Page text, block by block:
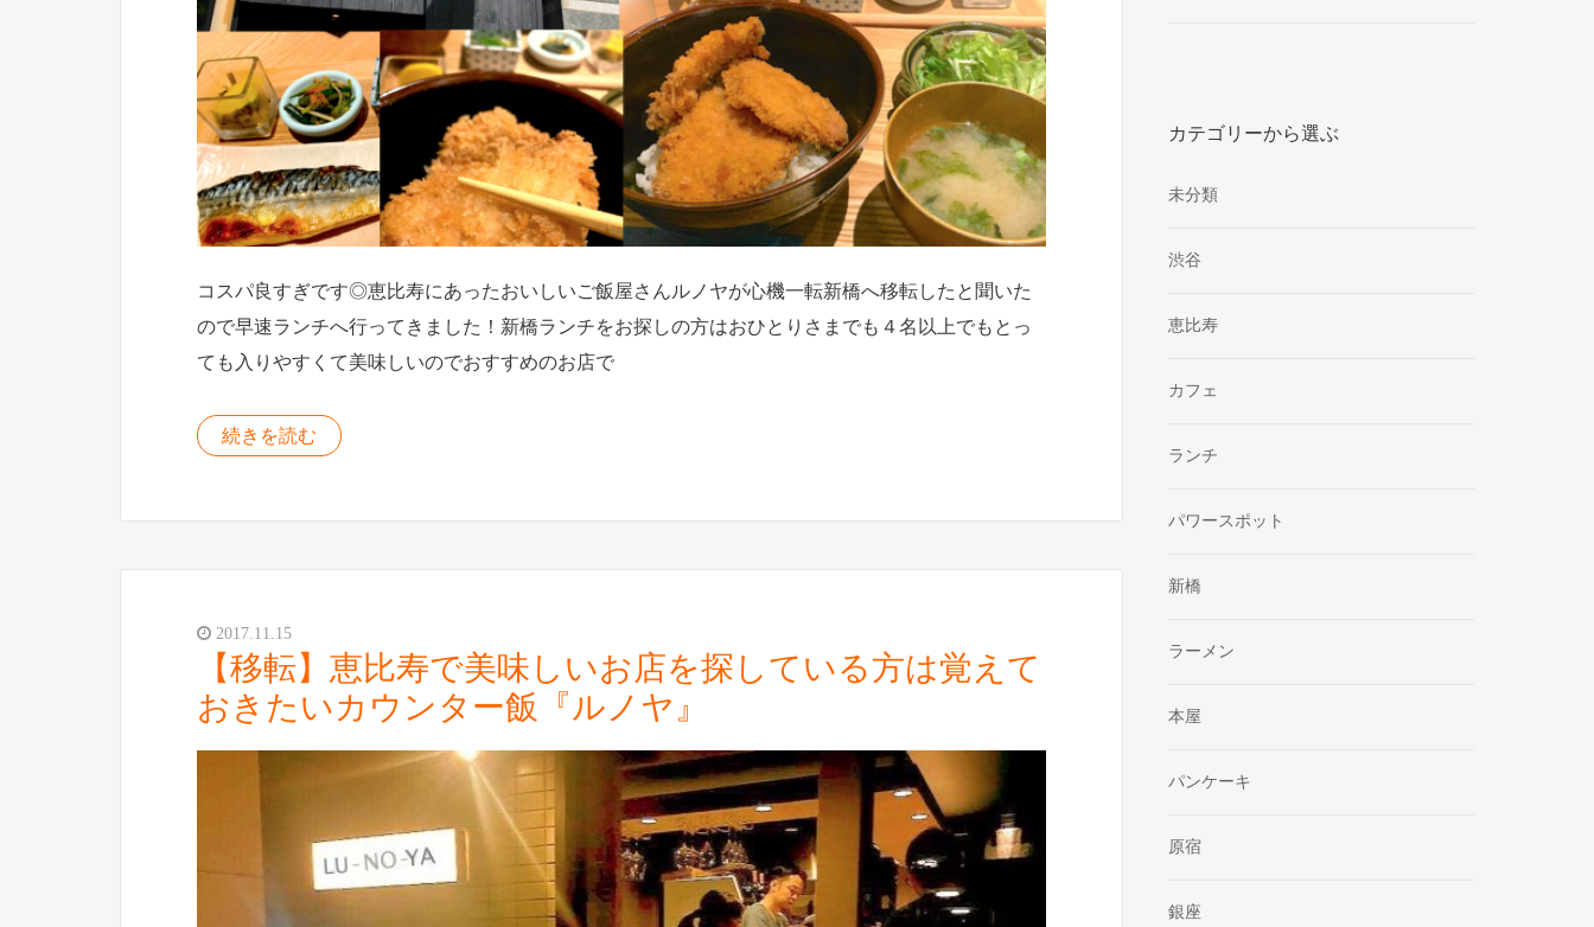
コスパ良すぎです◎恵比寿にあったおいしいご飯屋さんルノヤが心機一転新橋へ移転したと聞いた
ので早速ランチへ行ってきました！新橋ランチをお探しの方はおひとりさまでも４名以上でもとっ
ても入りやすくて美味しいのでおすすめのお店で
続きを読む
2017.11.15
【移転】恵比寿で美味しいお店を探している方は覚えて
おきたいカウンター飯『ルノヤ』
カテゴリーから選ぶ
未分類
渋谷
恵比寿
カフェ
ランチ
パワースポット
新橋
ラーメン
本屋
パンケーキ
原宿
銀座